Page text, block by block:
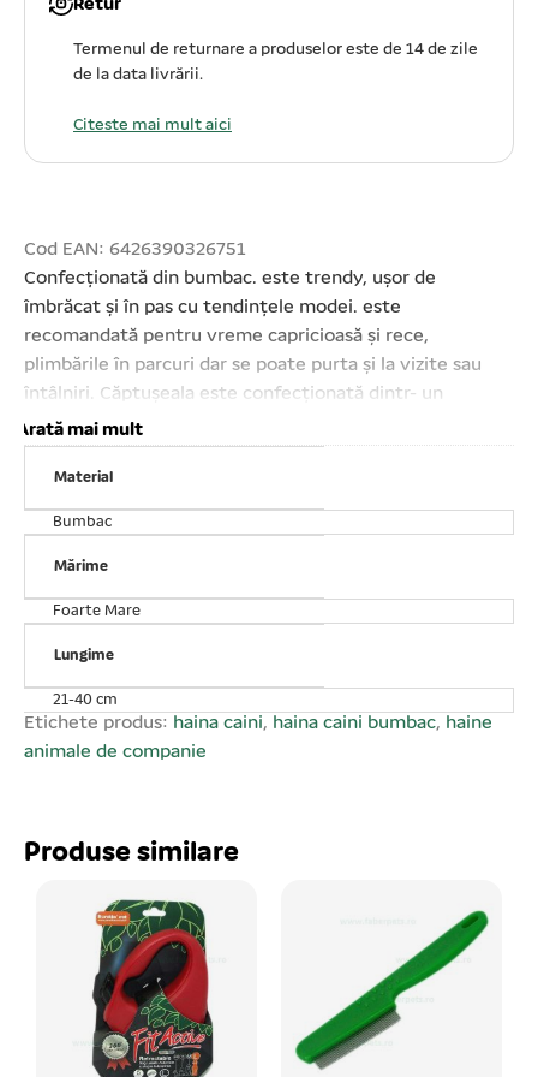
Retur
Termenul de returnare a produselor este de 14 de zile
de la data livrării.
Citeste mai mult aici
Cod EAN: 6426390326751
Confecționată din bumbac. este trendy, ușor de
îmbrăcat și în pas cu tendințele modei. este
recomandată pentru vreme capricioasă și rece,
plimbările în parcuri dar se poate purta și la vizite sau
întâlniri. Căptușeala este confecționată dintr- un
material moale, confortabil și călduros. Ușor de îmbrăcat
și dezbrăcat cu ajutorul capselor. Design- ul oferă o
senzație de confort sporit. A nu se folosi
înălbitori;Mărime: XL;Lungime spate: 16# – 40 cm;
Arată mai mult
Material
Bumbac
Mărime
Foarte Mare
Lungime
21-40 cm
Etichete produs: haina caini, haina caini bumbac, haine
animale de companie
Produse similare